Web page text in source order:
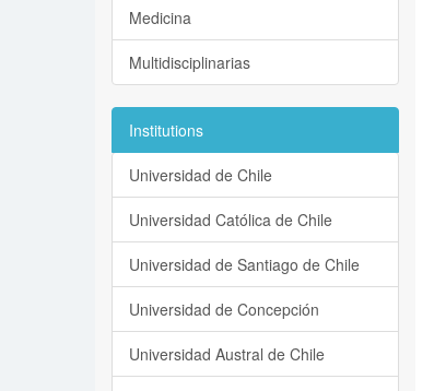
Medicina
Multidisciplinarias
Institutions
Universidad de Chile
Universidad Católica de Chile
Universidad de Santiago de Chile
Universidad de Concepción
Universidad Austral de Chile